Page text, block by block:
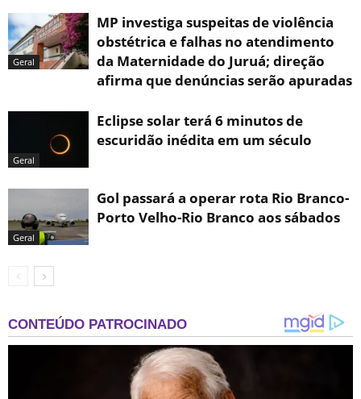
Geral
MP investiga suspeitas de violência
obstétrica e falhas no atendimento
da Maternidade do Juruá; direção
afirma que denúncias serão apuradas
Geral
Eclipse solar terá 6 minutos de
escuridão inédita em um século
Geral
Gol passará a operar rota Rio Branco-
Porto Velho-Rio Branco aos sábados